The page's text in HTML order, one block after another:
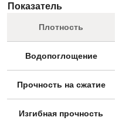
Показатель
Плотность
Водопоглощение
Прочность на сжатие
Изгибная прочность